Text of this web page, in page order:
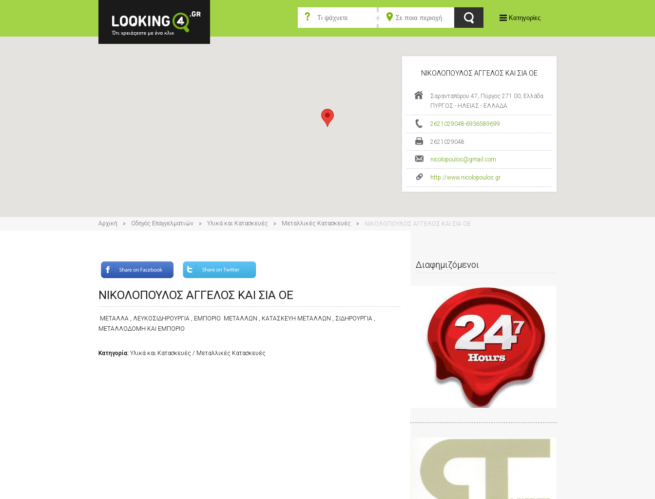
Κατηγορίες
ΝΙΚΟΛΟΠΟΥΛΟΣ ΑΓΓΕΛΟΣ ΚΑΙ ΣΙΑ ΟΕ
Σαρανταπόρου 47, Πύργος 271 00, Ελλάδα
ΠΥΡΓΟΣ - ΗΛΕΙΑΣ - ΕΛΛΑΔΑ
2621029048-6936589699
2621029048
nicolopoulos@gmail.com
http://www.nicolopoulos.gr
Αρχική Οδηγός Επαγγελματιών Υλικά και Κατασκευές Μεταλλικές Κατασκευές ΝΙΚΟΛΟΠΟΥΛΟΣ ΑΓΓΕΛΟΣ ΚΑΙ ΣΙΑ ΟΕ
ΝΙΚΟΛΟΠΟΥΛΟΣ ΑΓΓΕΛΟΣ ΚΑΙ ΣΙΑ ΟΕ
ΜΕΤΑΛΛΑ , ΛΕΥΚΟΣΙΔΗΡΟΥΡΓΙΑ , ΕΜΠΟΡΙΟ ΜΕΤΑΛΛΩΝ , ΚΑΤΑΣΚΕΥΗ ΜΕΤΑΛΛΩΝ , ΣΙΔΗΡΟΥΡΓΙΑ ,
ΜΕΤΑΛΛΟΔΟΜΗ ΚΑΙ ΕΜΠΟΡΙΟ
Κατηγορία: Υλικά και Κατασκευές / Μεταλλικές Κατασκευές
Διαφημιζόμενοι